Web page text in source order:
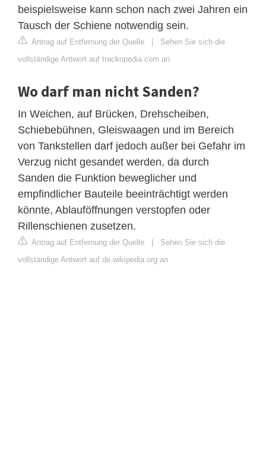
beispielsweise kann schon nach zwei Jahren ein
Tausch der Schiene notwendig sein.
Antrag auf Entfernung der Quelle | Sehen Sie sich die
vollständige Antwort auf trackopedia.com an
Wo darf man nicht Sanden?
In Weichen, auf Brücken, Drehscheiben,
Schiebebühnen, Gleiswaagen und im Bereich
von Tankstellen darf jedoch außer bei Gefahr im
Verzug nicht gesandet werden, da durch
Sanden die Funktion beweglicher und
empfindlicher Bauteile beeinträchtigt werden
könnte, Ablauföffnungen verstopfen oder
Rillenschienen zusetzen.
Antrag auf Entfernung der Quelle | Sehen Sie sich die
vollständige Antwort auf de.wikipedia.org an